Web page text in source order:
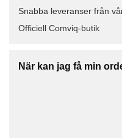
Snabba leveranser från
Officiell Comviq-butik
När kan jag få min